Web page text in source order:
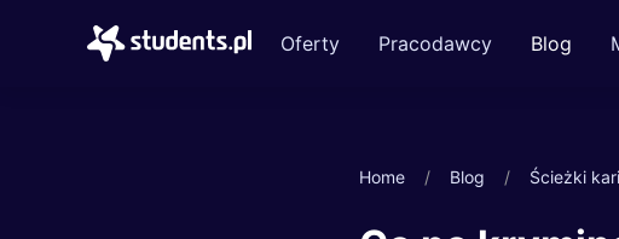
Oferty Pracodawcy Blog
Home Blog Ścieżki